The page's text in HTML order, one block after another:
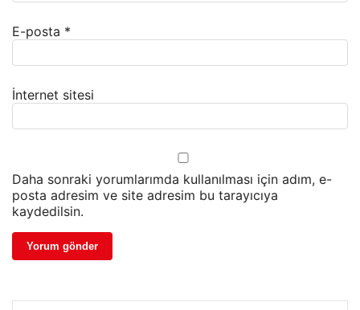
E-posta *
İnternet sitesi
Daha sonraki yorumlarımda kullanılması için adım, e-
posta adresim ve site adresim bu tarayıcıya
kaydedilsin.